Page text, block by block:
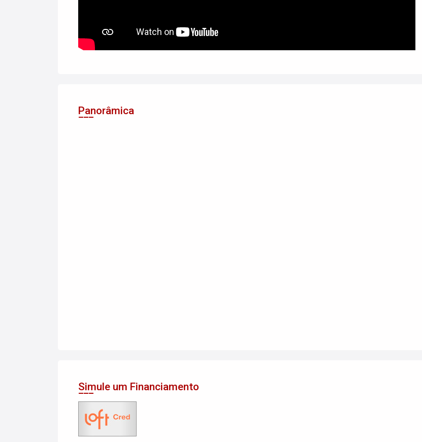
Panorâmica
Simule um Financiamento